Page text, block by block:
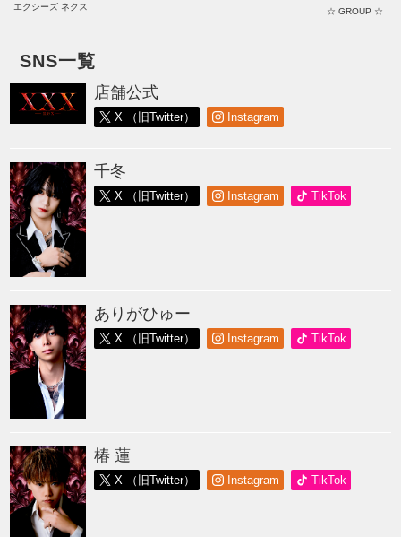
エクシーズ ネクス ☆ GROUP ☆
SNS一覧
店舗公式
X （旧Twitter） Instagram
千冬
X （旧Twitter） Instagram TikTok
ありがひゅー
X （旧Twitter） Instagram TikTok
椿 蓮
X （旧Twitter） Instagram TikTok